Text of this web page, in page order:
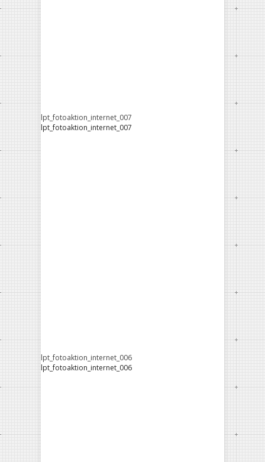
lpt_fotoaktion_internet_007
lpt_fotoaktion_internet_007
lpt_fotoaktion_internet_006
lpt_fotoaktion_internet_006